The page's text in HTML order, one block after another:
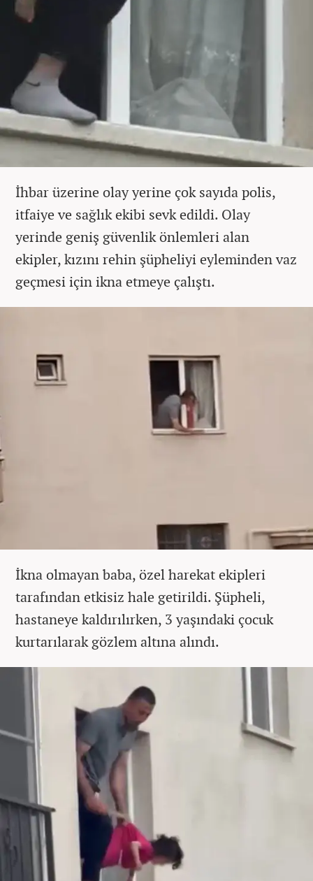
İhbar üzerine olay yerine çok sayıda polis,
itfaiye ve sağlık ekibi sevk edildi. Olay
yerinde geniş güvenlik önlemleri alan
ekipler, kızını rehin şüpheliyi eyleminden vaz
geçmesi için ikna etmeye çalıştı.
İkna olmayan baba, özel harekat ekipleri
tarafından etkisiz hale getirildi. Şüpheli,
hastaneye kaldırılırken, 3 yaşındaki çocuk
kurtarılarak gözlem altına alındı.